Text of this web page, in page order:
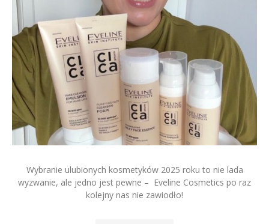
17 KWIETNIA 2026
MILENA PACIORAK [LENA]
0 KOMENTARZY
Dlaczego „clean girl aesthetic”
musi umrzeć?
Wybranie ulubionych kosmetyków 2025 roku to nie lada
wyzwanie, ale jedno jest pewne – Eveline Cosmetics po raz
kolejny nas nie zawiodło!